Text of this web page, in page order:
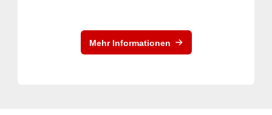
Mehr Informationen